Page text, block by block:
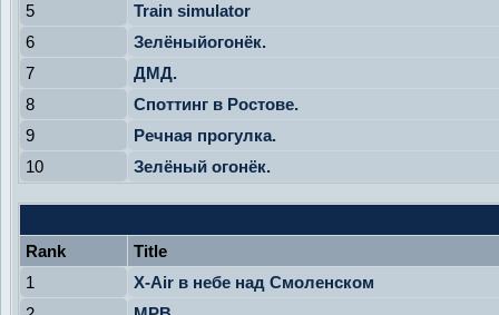
5
Train simulator
6
Зелёныйогонёк.
7
ДМД.
8
Споттинг в Ростове.
9
Речная прогулка.
10
Зелёный огонёк.
Rank
Title
1
X-Air в небе над Смоленском